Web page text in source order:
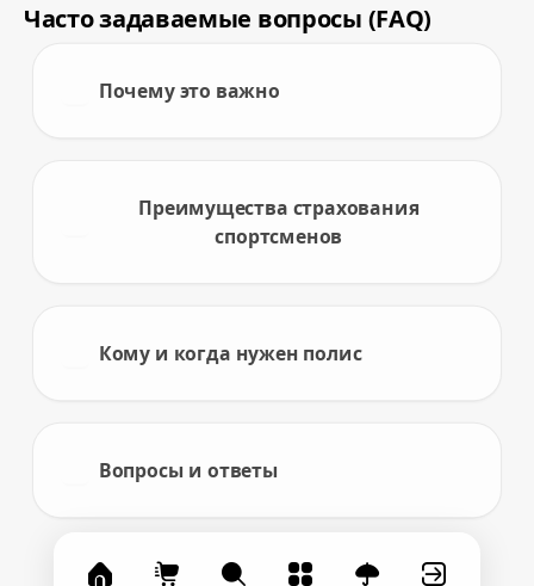
Часто задаваемые вопросы (FAQ)
Почему это важно
Преимущества страхования
спортсменов
Кому и когда нужен полис
Вопросы и ответы